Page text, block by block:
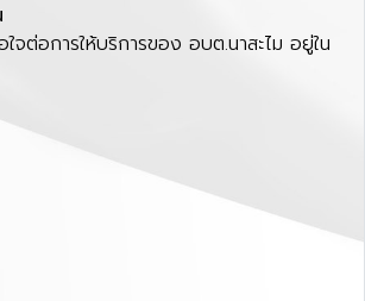
จต่อการให้บริการของ อบต.นาสะไม อยู่ใน